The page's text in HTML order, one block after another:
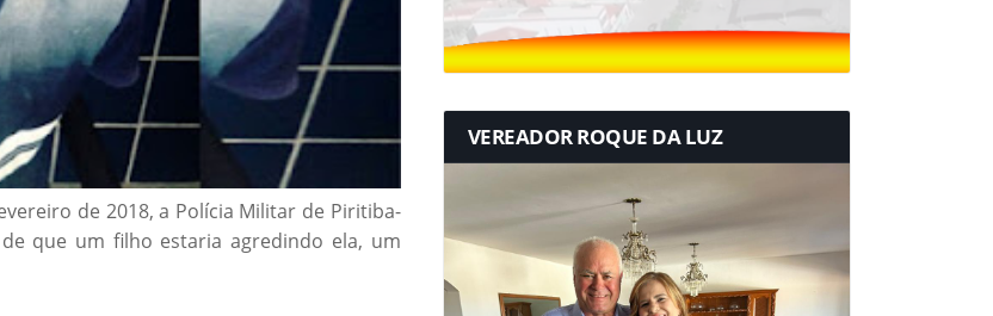
de 2018, a Polícia Militar de Piritiba-
que um filho estaria agredindo ela, um
VEREADOR ROQUE DA LUZ